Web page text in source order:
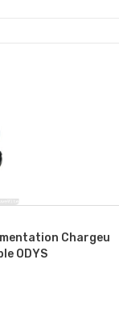
Chargeu
ODYS